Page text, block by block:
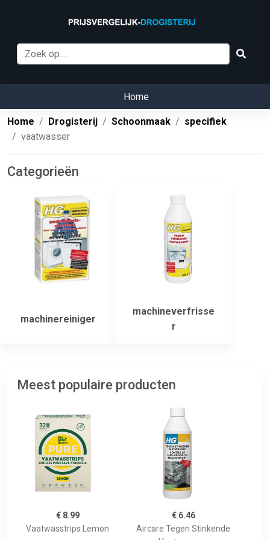
Home
Home Drogisterij Schoonmaak
specifiek
vaatwasser
Categorieën
machinereiniger
machineverfrisse
r
Meest populaire producten
€ 8.99
Vaatwasstrips Lemon
€ 6.46
Aircare Tegen Stinkende